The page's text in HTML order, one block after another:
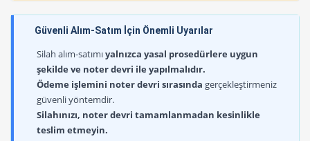
Güvenli Alım-Satım İçin Önemli Uyarılar
Silah alım-satımıyalnızca yasal prosedürlere uygun
şekilde ve noter devri ile yapılmalıdır.
Ödeme işlemini noter devri sırasında gerçekleştirmeniz
güvenli yöntemdir.
Silahınızı, noter devri tamamlanmadan kesinlikle
teslim etmeyin.